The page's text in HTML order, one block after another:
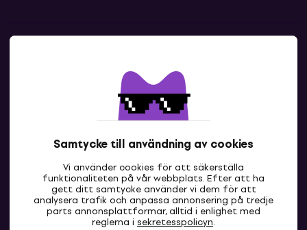
Samtycke till användning av cookies
Vi använder cookies för att säkerställa
funktionaliteten på vår webbplats. Efter att ha
gett ditt samtycke använder vi dem för att
analysera trafik och anpassa annonsering på tredje
parts annonsplattformar, alltid i enlighet med
reglerna i sekretesspolicyn.
Kontakta oss
SE